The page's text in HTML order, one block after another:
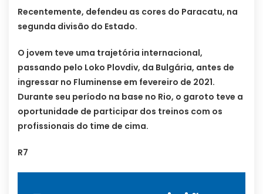
Recentemente, defendeu as cores do Paracatu, na
segunda divisão do Estado.
O jovem teve uma trajetória internacional,
passando pelo Loko Plovdiv, da Bulgária, antes de
ingressar no Fluminense em fevereiro de 2021.
Durante seu período na base no Rio, o garoto teve a
oportunidade de participar dos treinos com os
profissionais do time de cima.
R7